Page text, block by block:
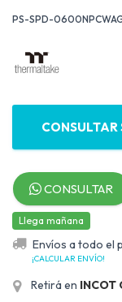
PS-SPD-
CONSULTAR
CONSULTAR
Llega mañana
Envíos a todo el
¡CALCULAR ENVÍO!
Retirá en